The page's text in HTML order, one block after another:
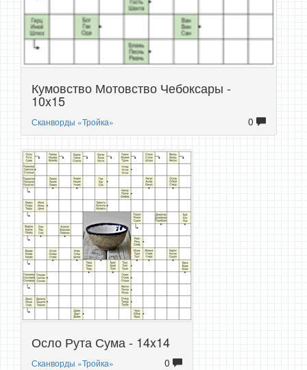
Кумовство Мотовство Чебоксары -
10x15
Сканворды «Тройка» 0
Осло Рута Сума - 14x14
Сканворды «Тройка» 0